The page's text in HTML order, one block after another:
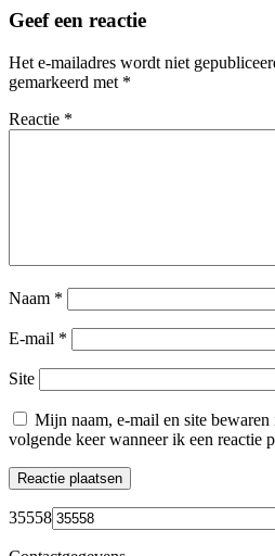
Geef een reactie
Het e-mailadres wordt niet
gemarkeerd met *
Reactie *
Naam *
E-mail *
Site
Mijn naam, e-mail en site
volgende keer wanneer ik een reactie
35558